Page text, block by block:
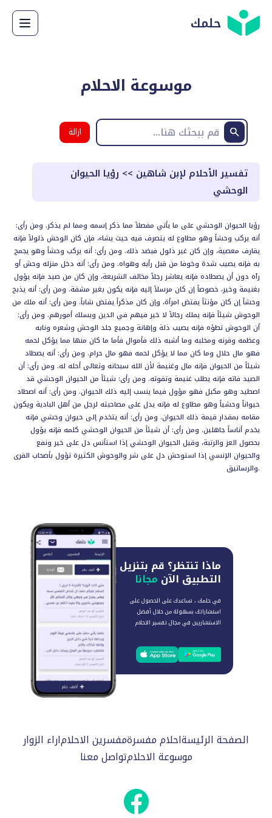
حلمك
موسوعة الاحلام
ازالة
البحث
تفسير الأحلام لإبن شاهين >> رؤيا الحيوان
الوحشي
رؤيا الحيوان الوحشي على ما يأتي مفصلاً مما ذكر إسمه ومما لم يذكر. ومن رأى:
أنه يركب وحشاً وهو مطاوع له يتصرف فيه حيث يشاء، فإن كان الوحش ذلولاً فإنه
يقارف معصية، وإن كان غير ذلول فبضد ذلك. ومن رأى: أنه يركب وحشاً وهو يجمح
به فإنه يصيب شدة وخوفا من قبل رأيه وهواه. ومن رأى: أنه دخل منزله وحش أو
رآه دون أن يصطاده فإنه يعاشر رجلاً مخالف الشريعة، وإن كان من صيد فإنه يؤول
بغنيمة وخير، خصوصاً إن كان مرسلاً إليه فإنه يكون بغير مشقة. ومن رأى: أنه يذبح
وحشاً إن كان مؤنثاً يفتض امرأة، وإن كان مذكراً يفتض شاباً. ومن رأى: أنه ملك من
الوحوش شيئاً فإنه يملك رجالاً لا خير فيهم في الدين ويسلك أمورهم. ومن رأى:
أن الوحوش تطؤه فإنه يصيب ذلة وإهانة وجميع جلد الوحش وشعره ونابه
وعظمه وقرنه ومخلبه وما أشبه ذلك فأموال فأما ما كان منها مما يؤكل لحمه
فهو مال حلال وما كان مما لا يؤكل لحمه فهو مال حرام. ومن رأى: أنه يصطاد
شيئاً من الحيوان فإنه مال وغنيمة لأن الله سبحانه وتعالى أحله له. ومن رأى: أن
الصيد فاته فإنه يطلب غنيمة وتفوته. ومن رأى: شيئاً من الحيوان الوحشي قد
اصطيد وهو مكبل فهو مؤول فيما ينسب إليه ذلك الحيوان. ومن رأى: أنه اصطاد
حيواناً وحشياً وهو مطاوع له فإنه يدل على مصاحبته لرجل من أهل البادية ويكون
مقامه بمقدار قيمة ذلك الحيوان. ومن رأى: أنه يتخدم إلى حيوان وحشي فإنه
يخدم أناساً جاهلين. ومن رأى: أن شيئاً من الحيوان الوحشي كلمه فإنه يؤول
بحصول العز والرتبة، وقيل الحيوان الوحشي إذا استأنس دل على خير ونفع
والحيوان الإنسي إذا استوحش دل على شر والوحوش الكثيرة تؤول بأصحاب القرى
والرساتيق.
ماذا تنتظر؟ قم بتنزيل
التطبيق الآن مجانا
في حلمك ، نساعدك على الحصول على
استشاراتك بسهولة من خلال أفضل
الاستشاريين في مجال تفسير الاحلام
الصفحة الرئيسةاحلام مفسرةمفسرين الاحلاماراء الزوار
موسوعة الاحلامتواصل معنا